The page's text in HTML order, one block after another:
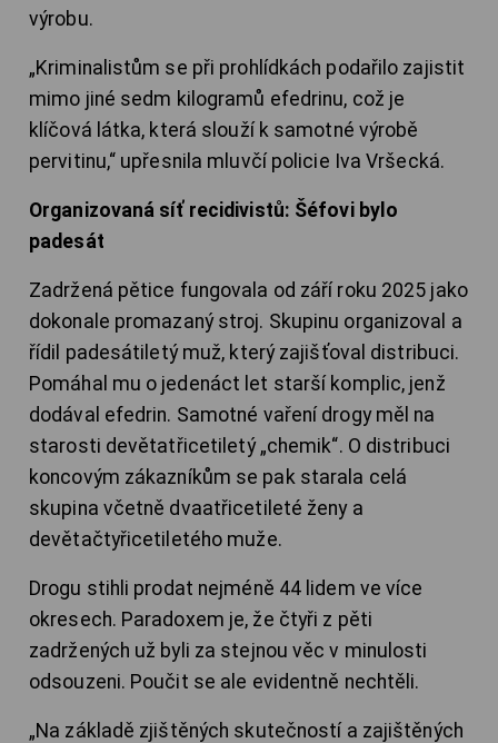
výrobu.
„Kriminalistům se při prohlídkách podařilo zajistit
mimo jiné sedm kilogramů efedrinu, což je
klíčová látka, která slouží k samotné výrobě
pervitinu,“ upřesnila mluvčí policie Iva Vršecká.
Organizovaná síť recidivistů: Šéfovi bylo
padesát
Zadržená pětice fungovala od září roku 2025 jako
dokonale promazaný stroj. Skupinu organizoval a
řídil padesátiletý muž, který zajišťoval distribuci.
Pomáhal mu o jedenáct let starší komplic, jenž
dodával efedrin. Samotné vaření drogy měl na
starosti devětatřicetiletý „chemik“. O distribuci
koncovým zákazníkům se pak starala celá
skupina včetně dvaatřicetileté ženy a
devětačtyřicetiletého muže.
Drogu stihli prodat nejméně 44 lidem ve více
okresech. Paradoxem je, že čtyři z pěti
zadržených už byli za stejnou věc v minulosti
odsouzeni. Poučit se ale evidentně nechtěli.
„Na základě zjištěných skutečností a zajištěných